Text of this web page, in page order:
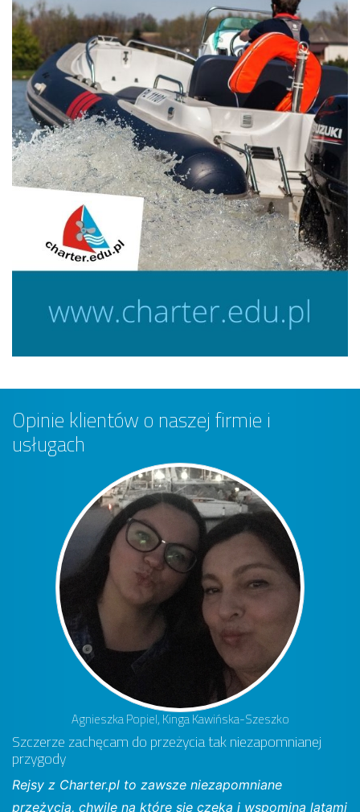
Opinie klientów o naszej firmie i
usługach
Agnieszka Popiel, Kinga Kawińska-Szeszko
Szczerze zachęcam do przeżycia tak niezapomnianej
przygody
Rejsy z Charter.pl to zawsze niezapomniane
przeżycia, chwile na które się czeka i wspomina latami